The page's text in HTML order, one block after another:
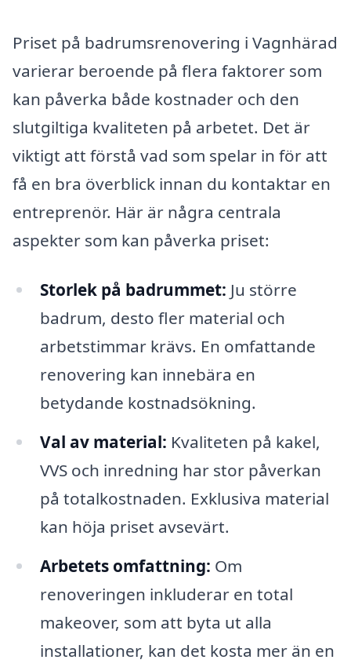
Priset på badrumsrenovering i Vagnhärad
varierar beroende på flera faktorer som
kan påverka både kostnader och den
slutgiltiga kvaliteten på arbetet. Det är
viktigt att förstå vad som spelar in för att
få en bra överblick innan du kontaktar en
entreprenör. Här är några centrala
aspekter som kan påverka priset:
Storlek på badrummet: Ju större
badrum, desto fler material och
arbetstimmar krävs. En omfattande
renovering kan innebära en
betydande kostnadsökning.
Val av material: Kvaliteten på kakel,
VVS och inredning har stor påverkan
på totalkostnaden. Exklusiva material
kan höja priset avsevärt.
Arbetets omfattning: Om
renoveringen inkluderar en total
makeover, som att byta ut alla
installationer, kan det kosta mer än en